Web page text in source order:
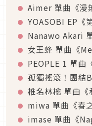
Aimer 單曲《漫
YOASOBI EP《
Nanawo Akari
女王蜂 單曲《
PEOPLE 1 單曲
孤獨搖滾！團結
椎名林檎 單曲《
miwa 單曲《春
imase 單曲《